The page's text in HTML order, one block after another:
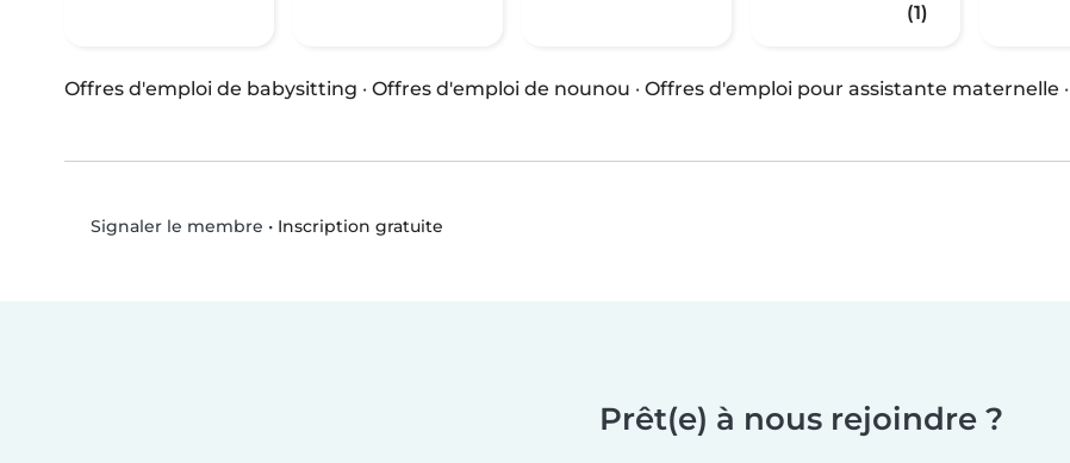
(1)
Offres d'emploi de babysitting · Offres d'emploi de nounou · Offres d'emploi pour assistante maternelle ·
Signaler le membre • Inscription gratuite
Prêt(e) à nous rejoindre ?